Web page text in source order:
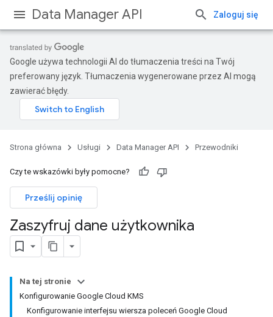
Data Manager API Zaloguj się
Google używa technologii AI do tłumaczenia treści na Twój
preferowany język. Tłumaczenia wygenerowane przez AI mogą
zawierać błędy.
Strona główna Usługi Data Manager API Przewodniki
Czy te wskazówki były pomocne?
Prześlij opinię
Zaszyfruj dane użytkownika
Na tej stronie
Konfigurowanie Google Cloud KMS
Konfigurowanie interfejsu wiersza poleceń Google Cloud